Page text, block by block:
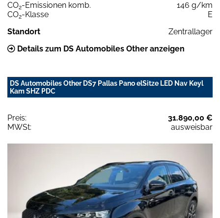
CO2-Emissionen komb.
146 g/km
CO2-Klasse
E
Standort
Zentrallager
Details zum DS Automobiles Other anzeigen
DS Automobiles Other DS7 Pallas Pano elSitze LED Nav Keyl
Kam SHZ PDC
Preis:
31.890,00 €
MWSt:
ausweisbar